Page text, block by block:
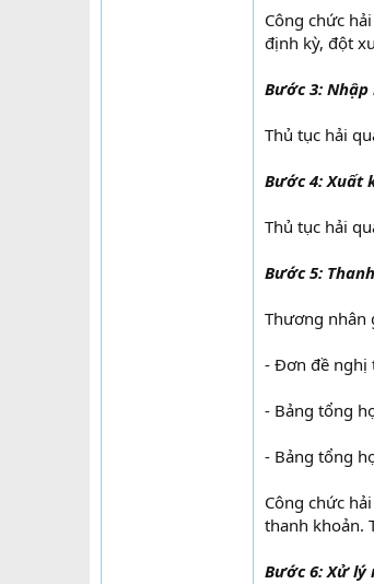
Công chức
định kỳ, đột
Bước 3:
Thủ tục hải
Bước 4: Xuất
Thủ tục hải
Bước 5:
Thương nhân
- Đơn đề nghị
- Bảng tổng
- Bảng tổng
Công chức
thanh khoản.
Bước 6: Xử